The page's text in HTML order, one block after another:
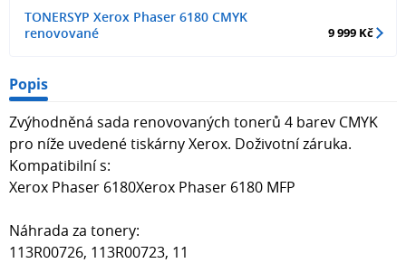
TONERSYP Xerox Phaser 6180 CMYK
renovované
9 999 Kč
Popis
Zvýhodněná sada renovovaných tonerů 4 barev CMYK
pro níže uvedené tiskárny Xerox. Doživotní záruka.
Kompatibilní s:
Xerox Phaser 6180Xerox Phaser 6180 MFP
Náhrada za tonery:
113R00726, 113R00723, 11